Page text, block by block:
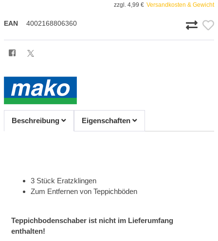
zzgl. 4,99 € Versandkosten & Gewicht
EAN 4002168806360
Beschreibung Eigenschaften
3 Stück Eratzklingen
Zum Entfernen von Teppichböden
Teppichbodenschaber ist nicht im Lieferumfang
enthalten!